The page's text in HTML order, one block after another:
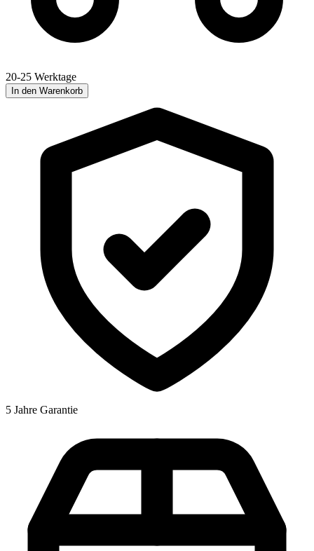
20-25 Werktage
In den Warenkorb
5 Jahre Garantie